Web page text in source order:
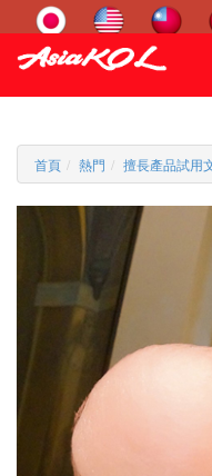
首頁 熱門 擅長產品試用